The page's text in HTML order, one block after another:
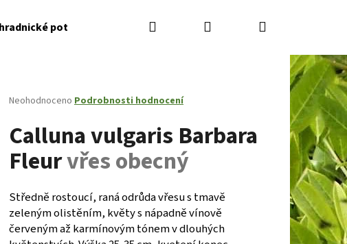
potřeby Kontakty Jak nakupovat
Hledat PřihlášeníNákupní
košík
Průměrné
produktu
je
0,0
z
hvězdiček.
Neohodnoceno Podrobnosti hodnocení
Calluna vulgaris Barbara
Fleurvřes obecný
Středně rostoucí, raná odrůda vřesu s tmavě
zeleným olistěním, květy s nápadně vínově
červeným až karmínovým tónem v dlouhých